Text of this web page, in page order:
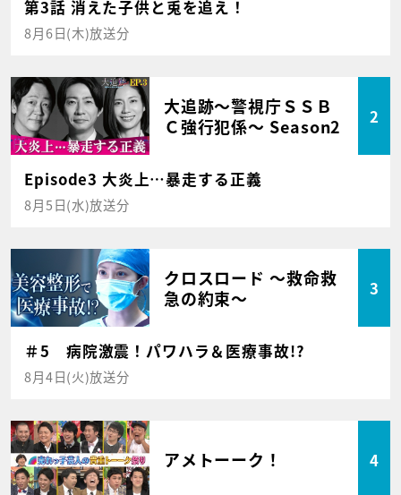
第3話 消えた子供と兎を追え！
8月6日(木)放送分
大追跡～警視庁ＳＳＢ
Ｃ強行犯係～ Season2
2
Episode3 大炎上…暴走する正義
8月5日(水)放送分
クロスロード ～救命救
急の約束～
3
＃5 病院激震！パワハラ＆医療事故!?
8月4日(火)放送分
アメトーーク！ 4